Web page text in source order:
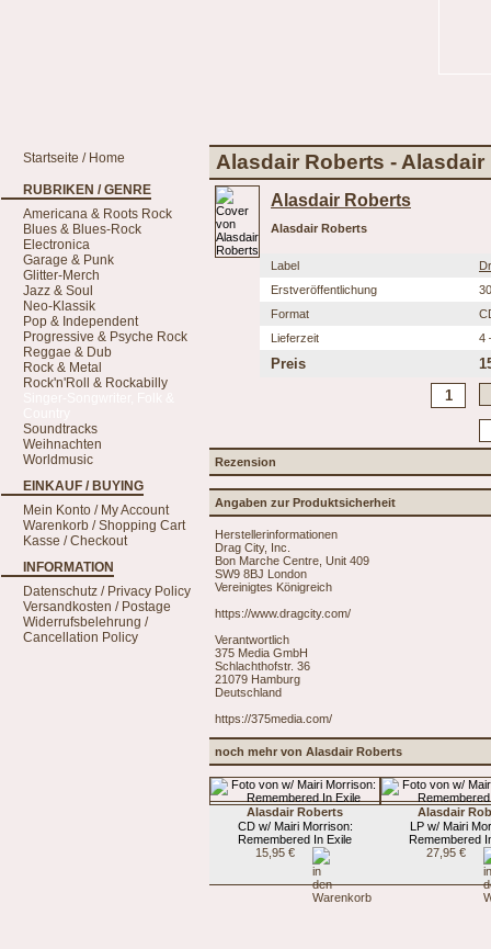
Startseite / Home
RUBRIKEN / GENRE
Americana & Roots Rock
Blues & Blues-Rock
Electronica
Garage & Punk
Glitter-Merch
Jazz & Soul
Neo-Klassik
Pop & Independent
Progressive & Psyche Rock
Reggae & Dub
Rock & Metal
Rock'n'Roll & Rockabilly
Soundtracks
Weihnachten
Worldmusic
EINKAUF / BUYING
Mein Konto / My Account
Warenkorb / Shopping Cart
Kasse / Checkout
INFORMATION
Datenschutz / Privacy Policy
Versandkosten / Postage
Widerrufsbelehrung /
Cancellation Policy
Alasdair Roberts - Alasdair
Alasdair Roberts
Alasdair Roberts
Label
Erstveröffentlichung
Format
Lieferzeit
4
Preis
Rezension
Angaben zur Produktsicherheit
Herstellerinformationen
Drag City, Inc.
Bon Marche Centre, Unit 409
SW9 8BJ London
Vereinigtes Königreich
https://www.dragcity.com/
Verantwortlich
375 Media GmbH
Schlachthofstr. 36
21079 Hamburg
Deutschland
https://375media.com/
noch mehr von Alasdair Roberts
Alasdair Roberts
CD w/ Mairi Morrison:
Remembered In Exile
15,95 €
Alasdair
LP w/ Mairi
Remembered
27,95 €